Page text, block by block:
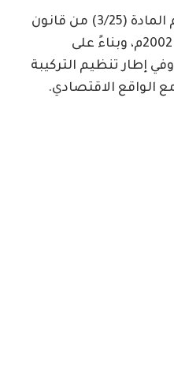
وقال إن ذلك يأتي عملاً بأحكام المادة (3/25) من قانون
بنك السودان المركزي لسنة 2002م، وبناءً على
إطار تنظيم التركيبة
الواقع الاقتصادي.